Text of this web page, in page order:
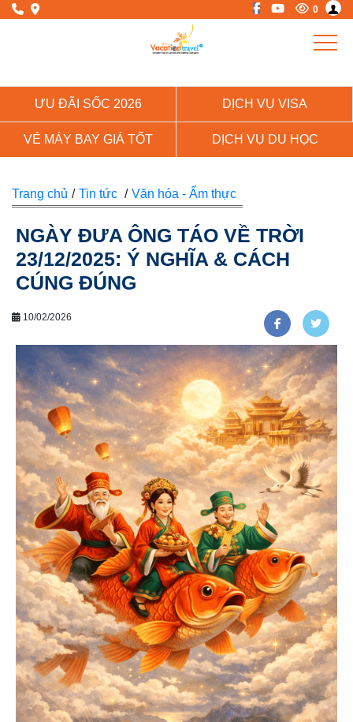
0
ƯU ĐÃI SỐC 2026 DỊCH VỤ VISA
VÉ MÁY BAY GIÁ TỐT DỊCH VỤ DU HỌC
Trang chủ / Tin tức / Văn hóa - Ẩm thực
NGÀY ĐƯA ÔNG TÁO VỀ TRỜI
23/12/2025: Ý NGHĨA & CÁCH
CÚNG ĐÚNG
10/02/2026